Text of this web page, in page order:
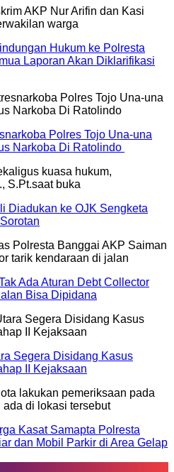
Hukum ke Polresta
Laporan Akan Diklarifikasi
Polres Tojo Una-una
Narkoba Di Ratolindo
Diadukan ke OJK Sengketa
Ada Aturan Debt Collector
Bisa Dipidana
Segera Disidang Kasus
II Kejaksaan
Kasat Samapta Polresta
dan Mobil Parkir di Area Gelap